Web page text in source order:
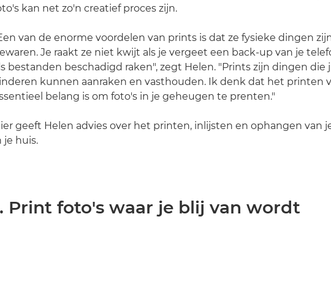
kan net zo'n creatief proces zijn.
van de enorme voordelen van prints is dat ze fysieke dingen
Je raakt ze niet kwijt als je vergeet een back-up van je
bestanden beschadigd raken", zegt Helen. "Prints zijn dingen die
kunnen aanraken en vasthouden. Ik denk dat het printen
belang is om foto's in je geheugen te prenten."
geeft Helen advies over het printen, inlijsten en ophangen van
je huis.
Print foto's waar je blij van wordt